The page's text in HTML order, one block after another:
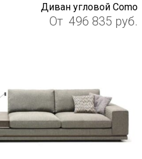
Диван угловой Como
От 496 835 руб.